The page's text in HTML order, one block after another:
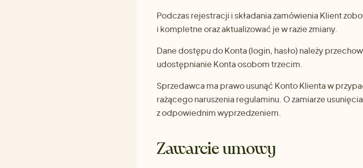
Podczas rejestracji i składania zamówienia Klient
i kompletne oraz aktualizować je w razie zmiany.
Dane dostępu do Konta (login, hasło) należy
udostępnianie Konta osobom trzecim.
Sprzedawca ma prawo usunąć Konto Klienta w
rażącego naruszenia regulaminu. O zamiarze
z odpowiednim wyprzedzeniem.
Zawarcie umowy